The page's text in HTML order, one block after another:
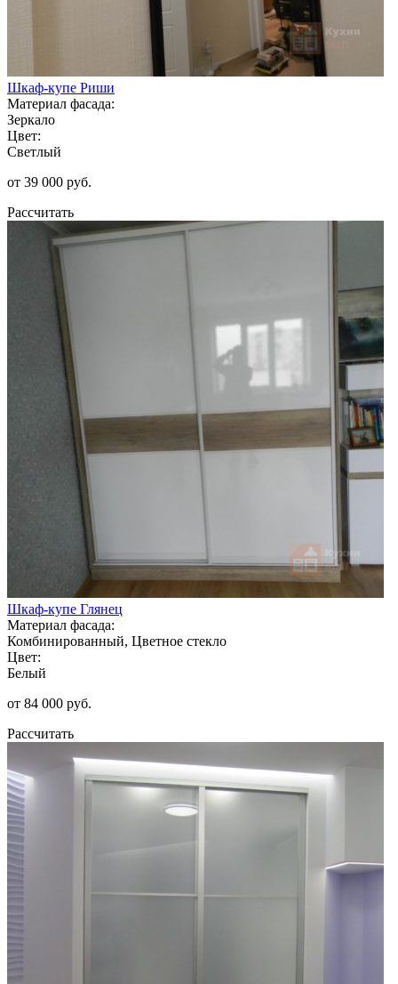
Шкаф-купе Риши
Материал фасада:
Зеркало
Цвет:
Светлый
от 39 000 руб.
Рассчитать
Шкаф-купе Глянец
Материал фасада:
Комбинированный, Цветное стекло
Цвет:
Белый
от 84 000 руб.
Рассчитать